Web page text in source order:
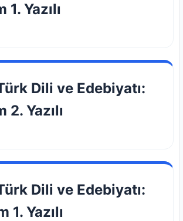
1. Yazılı
Dili ve Edebiyatı:
2. Yazılı
Dili ve Edebiyatı:
1. Yazılı